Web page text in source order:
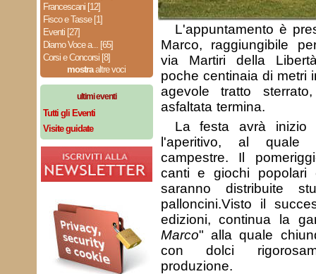
Francescani [12]
Fisco e Tasse [1]
Eventi [27]
Diamo Voce a... [65]
Corsi e Concorsi [8]
mostraaltre voci
ultimi eventi
Tutti gli Eventi
Visite guidate
L'appuntamento è
Marco, raggiungibile
via Martiri della
poche centinaia di metri
agevole tratto
asfaltata termina.
La festa avrà inizio
l'aperitivo, al quale
campestre. Il
canti e giochi
saranno distribuite
palloncini.Visto il
edizioni, continua la
Marco" alla quale
con dolci
produzione.